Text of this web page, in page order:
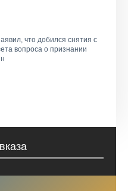
что добился снятия с
вопроса о признании